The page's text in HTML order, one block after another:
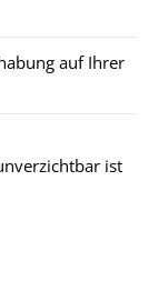
auf Ihrer
ist